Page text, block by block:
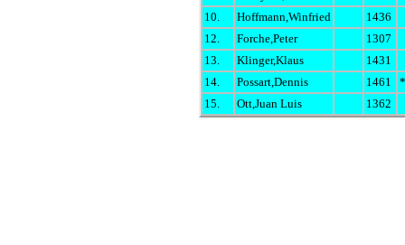
10.
Hoffmann,Winfried
1436
12.
Forche,Peter
1307
13.
Klinger,Klaus
1431
14.
Possart,Dennis 1461
*
15.
Ott,Juan Luis 1362